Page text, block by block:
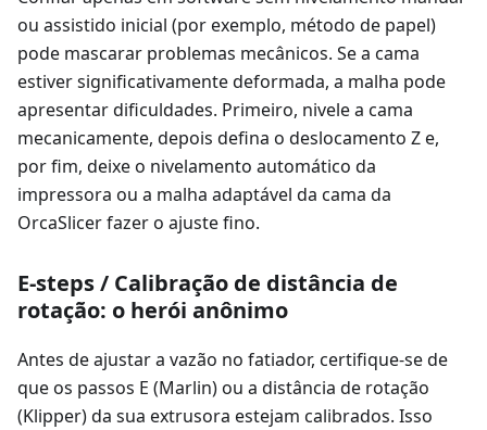
ou assistido inicial (por exemplo, método de papel)
pode mascarar problemas mecânicos. Se a cama
estiver significativamente deformada, a malha pode
apresentar dificuldades. Primeiro, nivele a cama
mecanicamente, depois defina o deslocamento Z e,
por fim, deixe o nivelamento automático da
impressora ou a malha adaptável da cama da
OrcaSlicer fazer o ajuste fino.
E-steps / Calibração de distância de
rotação: o herói anônimo
Antes de ajustar a vazão no fatiador, certifique-se de
que os passos E (Marlin) ou a distância de rotação
(Klipper) da sua extrusora estejam calibrados. Isso